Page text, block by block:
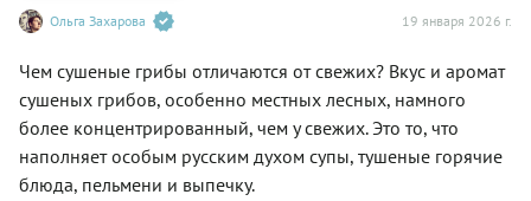
Ольга Захарова 19 января 2026 г.
Чем сушеные грибы отличаются от свежих? Вкус и аромат
сушеных грибов, особенно местных лесных, намного
более концентрированный, чем у свежих. Это то, что
наполняет особым русским духом супы, тушеные горячие
блюда, пельмени и выпечку.